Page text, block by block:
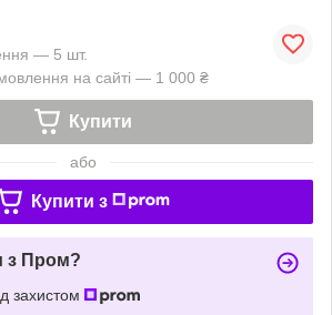
— 5 шт.
на сайті — 1 000 ₴
Купити
або
Купити з
з Пром?
захистом